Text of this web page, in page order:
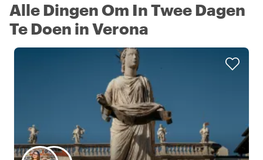
Alle Dingen Om In Twee Dagen
Te Doen in Verona